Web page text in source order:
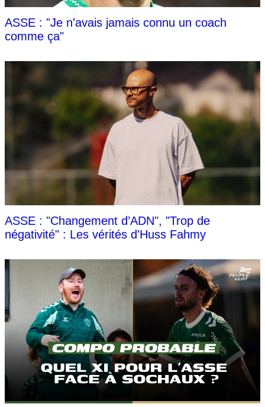
ASSE : "Je n'avais jamais connu un coach
comme ça"
ASSE : "Changement d’ADN", "Trop de
négativité" : Les vérités d'Huss Fahmy